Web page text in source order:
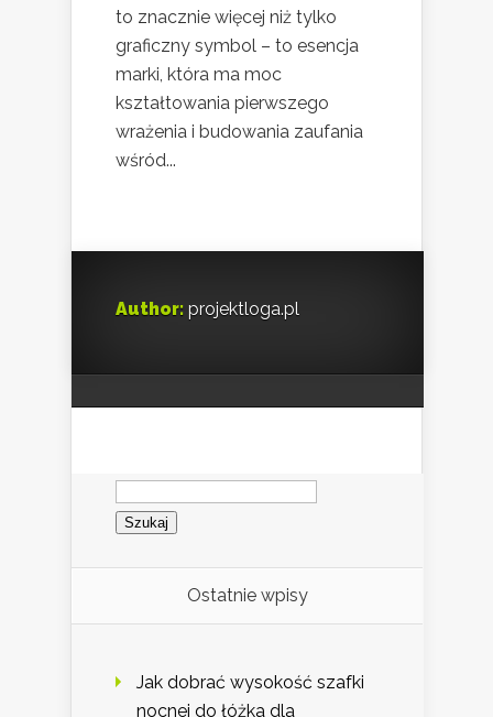
to znacznie więcej niż tylko
graficzny symbol – to esencja
marki, która ma moc
kształtowania pierwszego
wrażenia i budowania zaufania
wśród...
Author: projektloga.pl
Szukaj:
Ostatnie wpisy
Jak dobrać wysokość szafki
nocnej do łóżka dla